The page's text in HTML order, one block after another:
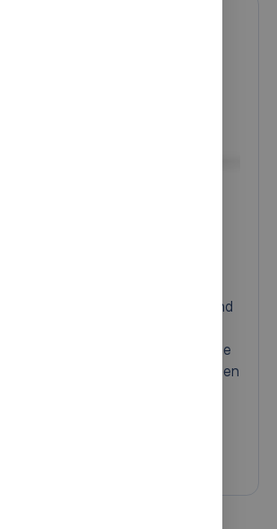
Ports
Ports, sind darauf ausgelegt, die
zu optimieren, die
Mitarbeitenden zu steigern und
Lagerabläufe einzufügen. Sie
Ausführungen verfügbar, die
Anforderungen zugeschnitten
so für einen reibungslosen und
in Ihrem Lager.